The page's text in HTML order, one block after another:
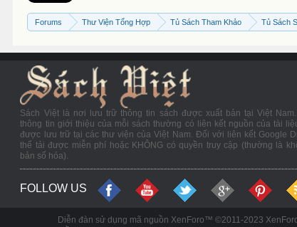
Forums Thư Viện Tổng Hợp Tủ Sách Tham Khảo Tủ Sách
Sách Việt là nơi lưu trữ thông tin sách được xuất bản tại Việt Nam.
thông tin giới thiệu của mỗi sách thường có liên kết nguồn của tài
được lưu trữ tại các thư viện của Việt Nam. Đối với liên kết Google
thể tải được miễn phí hoặc KHÔNG có quyền truy cập (thường là
bản số hóa).
FOLLOW US
Diễn đàn sử dụng mã nguồn XenForo™ ©2011-2023